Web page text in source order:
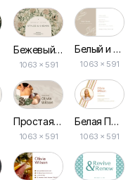
Бежевый Эстетический Цветок, Красота, Прическа, Визитная Карточка
1063 × 591
Простая Визитка Специалиста по Фотомассажу
1063 × 591
Белый и Бежевый Красивый Стиль Волос Визитная Карточка
1063 × 591
Белая Простая Элегантная Красота Фотографа Визитка
1063 × 591